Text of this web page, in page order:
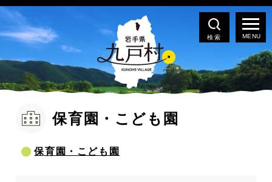
検索
保育園・こども園
保育園・こども園